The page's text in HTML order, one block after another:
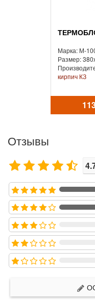
Марка: М-
Размер:
кирпич КЗ
Отзывы